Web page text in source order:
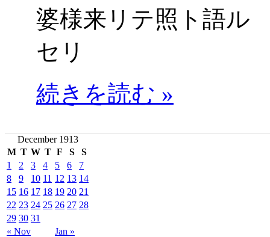
婆様来リテ照ト語ル
セリ
続きを読む »
December 1913
M T W T F S S
« Nov Jan »
1 2 3 4 5 6
7
8
9 10 11 12 13 14
15 16 17 18 19 20 21
22 23 24 25 26 27 28
29 30 31